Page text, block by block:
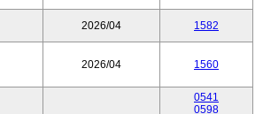
2026/04 1582
2026/04 1560
0541
0598